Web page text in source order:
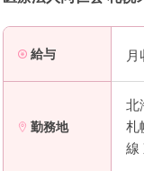
給与 月
勤務地
北
札
線